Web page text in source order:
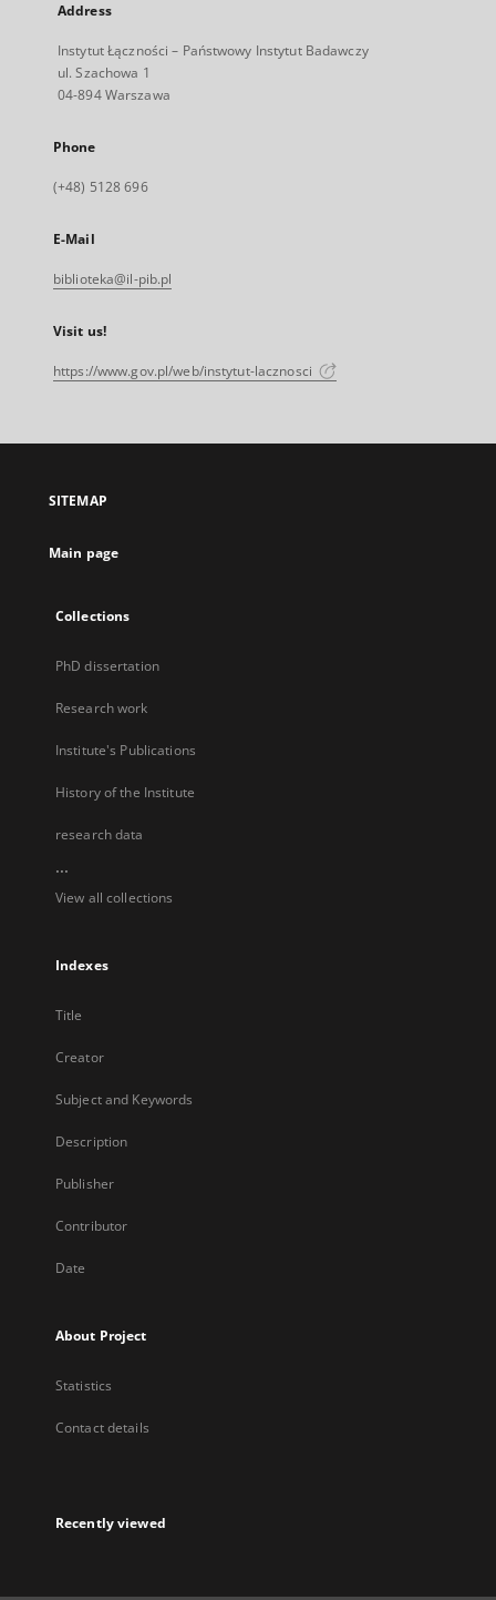
Address
Instytut Łączności – Państwowy Instytut Badawczy
ul. Szachowa 1
04-894 Warszawa
Phone
(+48) 5128 696
E-Mail
biblioteka@il-pib.pl
Visit us!
https://www.gov.pl/web/instytut-lacznosci
SITEMAP
Main page
Collections
PhD dissertation
Research work
Institute's Publications
History of the Institute
research data
...
View all collections
Indexes
Title
Creator
Subject and Keywords
Description
Publisher
Contributor
Date
About Project
Statistics
Contact details
Recently viewed